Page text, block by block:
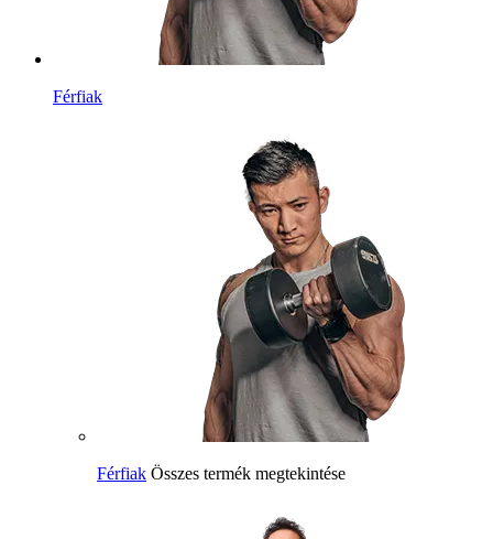
Férfiak
Férfiak Összes termék megtekintése